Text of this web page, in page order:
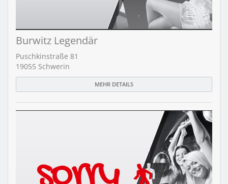
Burwitz Legendär
Puschkinstraße 81
19055 Schwerin
MEHR DETAILS